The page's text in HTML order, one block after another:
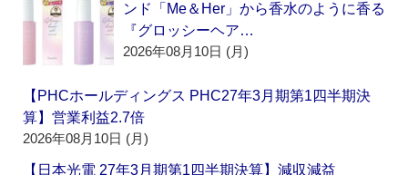
ンド「Me＆Her」から香水のように香る
『グロッシーヘア…
2026年08月10日 (月)
【PHCホールディングス PHC27年3月期第1四半期決
算】営業利益2.7倍
2026年08月10日 (月)
【日本光電 27年3月期第1四半期決算】減収減益